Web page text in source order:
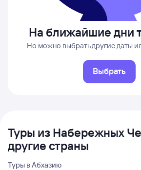
На ближайшие дни
Но можно выбрать другие даты
Выбрать
Туры из Набережных
другие страны
Туры в Абхазию